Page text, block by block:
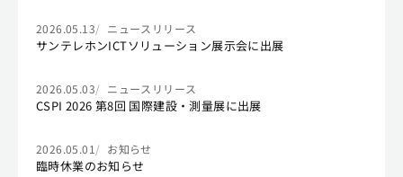
2026.05.13 ニュースリリース
サンテレホンICTソリューション展示会に出展
2026.05.03 ニュースリリース
CSPI 2026 第8回 国際建設・測量展に出展
2026.05.01 お知らせ
臨時休業のお知らせ